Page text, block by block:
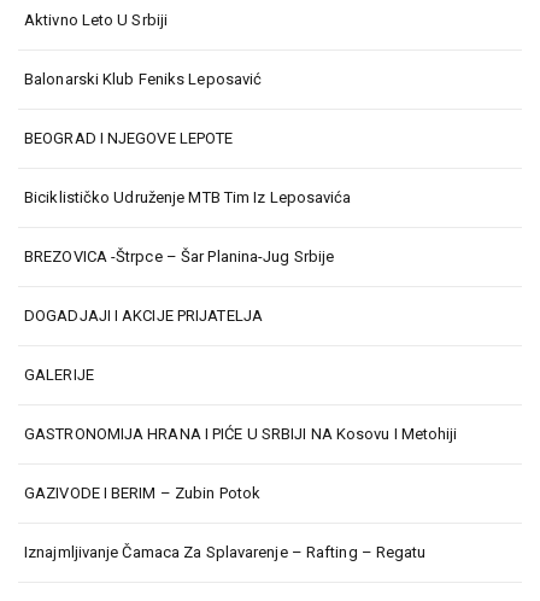
Aktivno Leto U Srbiji
Balonarski Klub Feniks Leposavić
BEOGRAD I NJEGOVE LEPOTE
Biciklističko Udruženje MTB Tim Iz Leposavića
BREZOVICA -Štrpce – Šar Planina-Jug Srbije
DOGADJAJI I AKCIJE PRIJATELJA
GALERIJE
GASTRONOMIJA HRANA I PIĆE U SRBIJI NA Kosovu I Metohiji
GAZIVODE I BERIM – Zubin Potok
Iznajmljivanje Čamaca Za Splavarenje – Rafting – Regatu